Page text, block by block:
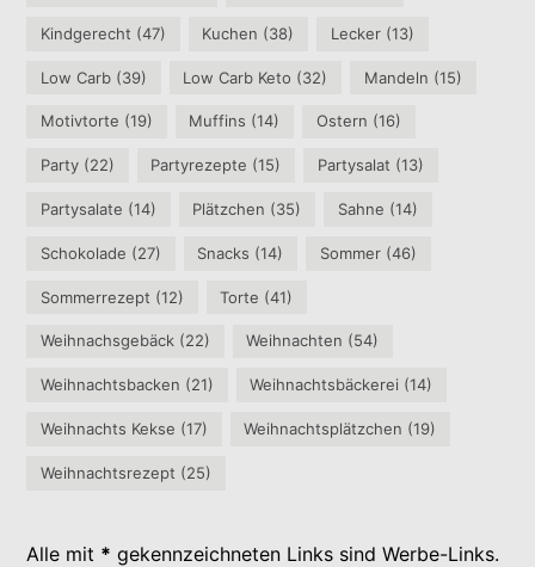
Kindgerecht (47) Kuchen (38) Lecker(13)
Low Carb (39) Low Carb Keto (32) Mandeln (15)
Motivtorte (19) Muffins (14) Ostern (16)
Party (22) Partyrezepte (15) Partysalat (13)
Partysalate (14) Plätzchen (35) Sahne (14)
Schokolade (27) Snacks (14) Sommer(46)
Sommerrezept (12) Torte (41)
Weihnachsgebäck (22) Weihnachten (54)
Weihnachtsbacken (21) Weihnachtsbäckerei (14)
Weihnachts Kekse (17) Weihnachtsplätzchen (19)
Weihnachtsrezept (25)
Alle mit * gekennzeichneten Links sind Werbe-Links.